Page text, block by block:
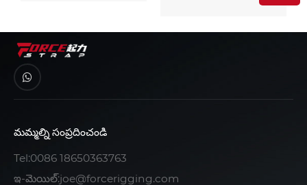
మమ్మల్ని సంప్రదించండి
Tel:0086 18650363763
ఇ-మెయిల్:joe@forcerigging.com